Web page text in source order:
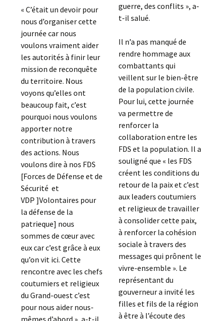
« C’était un devoir pour
nous d’organiser cette
journée car nous
voulons vraiment aider
les autorités à finir leur
mission de reconquête
du territoire. Nous
voyons qu’elles ont
beaucoup fait, c’est
pourquoi nous voulons
apporter notre
contribution à travers
des actions. Nous
voulons dire à nos FDS
[Forces de Défense et de
Sécurité et
VDP ]Volontaires pour
la défense de la
patrieque] nous
sommes de cœur avec
eux car c’est grâce à eux
qu’on vit ici. Cette
rencontre avec les chefs
coutumiers et religieux
du Grand-ouest c’est
pour nous aider nous-
mêmes d’abord », a-t-il
guerre, des conflits », a-
t-il salué.
Il n’a pas manqué de
rendre hommage aux
combattants qui
veillent sur le bien-être
de la population civile.
Pour lui, cette journée
va permettre de
renforcer la
collaboration entre les
FDS et la population. Il a
souligné que « les FDS
créent les conditions du
retour de la paix et c’est
aux leaders coutumiers
et religieux de travailler
à consolider cette paix,
à renforcer la cohésion
sociale à travers des
messages qui prônent le
vivre-ensemble ». Le
représentant du
gouverneur a invité les
filles et fils de la région
à être à l’écoute des